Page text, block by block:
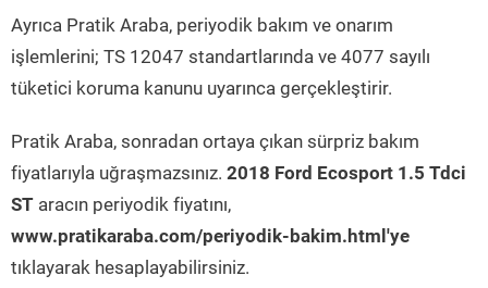
Ayrıca Pratik Araba, periyodik bakım ve onarım
işlemlerini; TS 12047 standartlarında ve 4077 sayılı
tüketici koruma kanunu uyarınca gerçekleştirir.
Pratik Araba, sonradan ortaya çıkan sürpriz bakım
fiyatlarıyla uğraşmazsınız. 2018 Ford Ecosport 1.5 Tdci
ST aracın periyodik fiyatını,
www.pratikaraba.com/periyodik-bakim.html'ye
tıklayarak hesaplayabilirsiniz.